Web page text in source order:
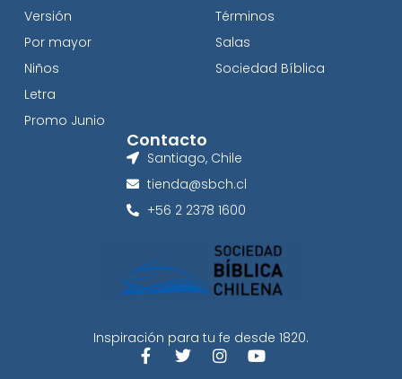
Inspiración para tu fe desde 1820.
Versión
Por mayor
Niños
Letra
Promo Junio
Términos
Salas
Sociedad Bíblica
Contacto
Santiago, Chile
tienda@sbch.cl
+56 2 2378 1600